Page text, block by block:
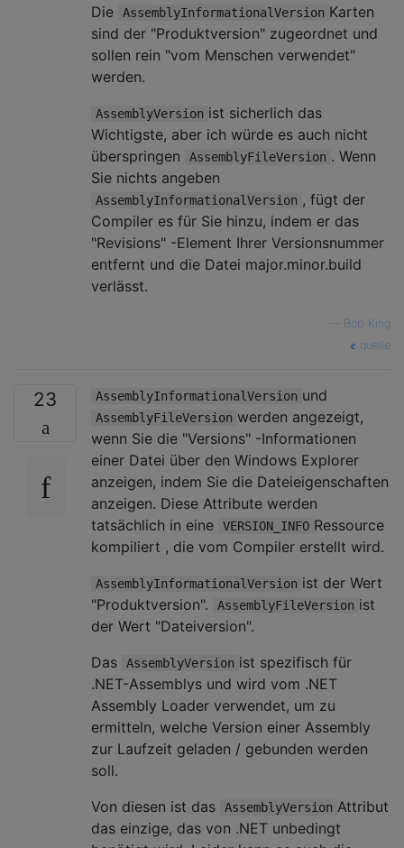
Die
AssemblyInformationalVersion Karten
sind der "Produktversion" zugeordnet und
sollen rein "vom Menschen verwendet"
werden.
AssemblyVersion ist sicherlich das
Wichtigste, aber ich würde es auch nicht
überspringen
AssemblyFileVersion . Wenn
Sie nichts angeben
AssemblyInformationalVersion , fügt der
Compiler es für Sie hinzu, indem er das
"Revisions" -Element Ihrer Versionsnummer
entfernt und die Datei major.minor.build
verlässt.
Bob King
quelle
23 AssemblyInformationalVersion und
AssemblyFileVersion werden angezeigt,
wenn Sie die "Versions" -Informationen
einer Datei über den Windows Explorer
anzeigen, indem Sie die Dateieigenschaften
anzeigen. Diese Attribute werden
tatsächlich in eine
VERSION_INFO Ressource
kompiliert , die vom Compiler erstellt wird.
AssemblyInformationalVersion ist der Wert
"Produktversion".
AssemblyFileVersion ist
der Wert "Dateiversion".
Das
AssemblyVersion ist spezifisch für
.NET-Assemblys und wird vom .NET
Assembly Loader verwendet, um zu
ermitteln, welche Version einer Assembly
zur Laufzeit geladen / gebunden werden
soll.
Von diesen ist das
AssemblyVersion Attribut
das einzige, das von .NET unbedingt